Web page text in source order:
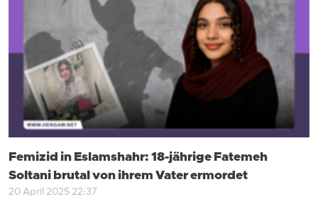
Femizid in Eslamshahr: 18-jährige Fatemeh
Soltani brutal von ihrem Vater ermordet
20 April 2025 22:37